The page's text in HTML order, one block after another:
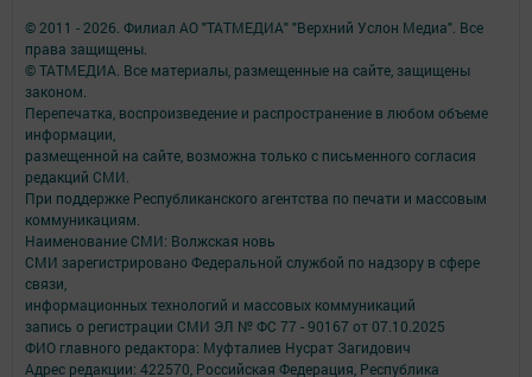
© 2011 - 2026. Филиал АО "ТАТМЕДИА" "Верхний Услон Медиа". Все
права защищены.
© ТАТМЕДИА. Все материалы, размещенные на сайте, защищены
законом.
Перепечатка, воспроизведение и распространение в любом объеме
информации,
размещенной на сайте, возможна только с письменного согласия
редакций СМИ.
При поддержке Республиканского агентства по печати и массовым
коммуникациям.
Наименование СМИ: Волжская новь
СМИ зарегистрировано Федеральной службой по надзору в сфере
связи,
информационных технологий и массовых коммуникаций
запись о регистрации СМИ ЭЛ № ФС 77 - 90167 от 07.10.2025
ФИО главного редактора: Муфталиев Нусрат Загидович
Адрес редакции: 422570, Российская Федерация, Республика